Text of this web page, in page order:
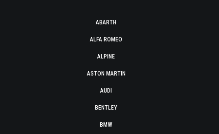
ABARTH
ALFA ROMEO
ALPINE
ASTON MARTIN
AUDI
BENTLEY
BMW